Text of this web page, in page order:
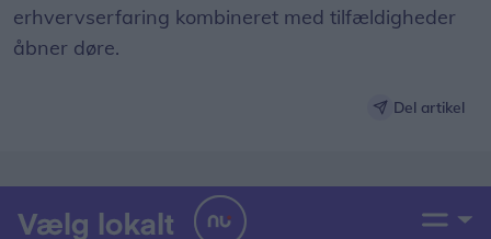
erhvervserfaring kombineret med tilfældigheder
åbner døre.
Del artikel